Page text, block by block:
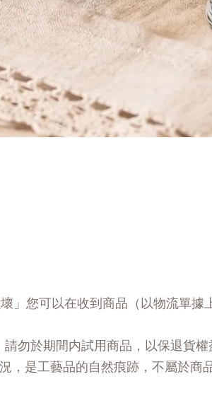
」您可以在收到商品（以物流單據
勿於期間内試用商品，以保退貨權
是工藝品的自然痕跡，不屬於商